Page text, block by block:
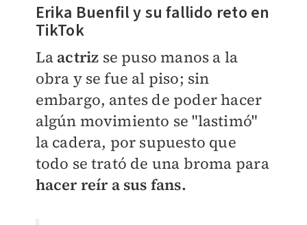
Erika Buenfil y su fallido reto en
TikTok
La actriz se puso manos a la
obra y se fue al piso; sin
embargo, antes de poder hacer
algún movimiento se "lastimó"
la cadera, por supuesto que
todo se trató de una broma para
hacer reír a sus fans.